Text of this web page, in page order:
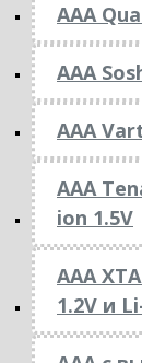
AAA
AAA
AAA
AAA
ion 1.5V
AAA
1.2V и